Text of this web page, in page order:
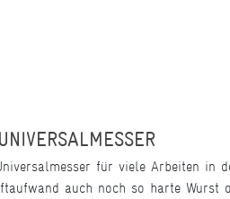
für viele Arbeiten in
auch noch so harte Wurst